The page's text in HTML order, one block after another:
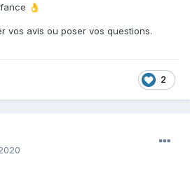
👌
vos avis ou poser vos questions.
2